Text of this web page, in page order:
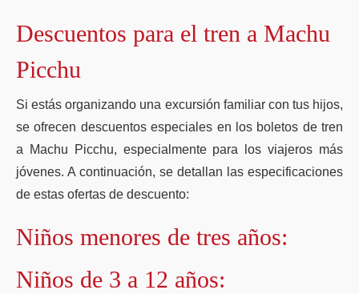
Descuentos para el tren a Machu
Picchu
Si estás organizando una excursión familiar con tus hijos,
se ofrecen descuentos especiales en los boletos de tren
a Machu Picchu, especialmente para los viajeros más
jóvenes. A continuación, se detallan las especificaciones
de estas ofertas de descuento:
Niños menores de tres años:
Niños de 3 a 12 años: